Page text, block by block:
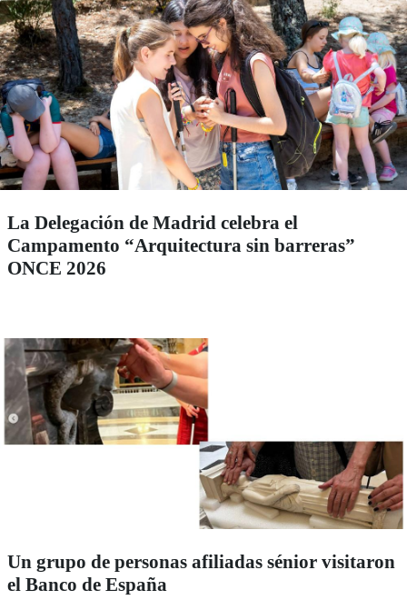
La Delegación de Madrid celebra el
Campamento “Arquitectura sin barreras”
ONCE 2026
Un grupo de personas afiliadas sénior visitaron
el Banco de España